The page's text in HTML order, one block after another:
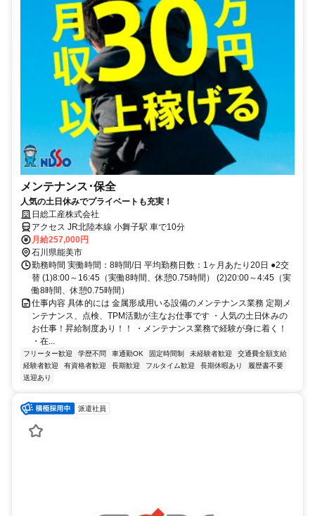
メンテナンス･保全
人気の土日休みでプライベートも充実！
日総工産株式会社
アクセス JR北陸本線 小舞子駅 車で10分
月給257,000円
石川県能美市
勤務時間 実働時間：8時間/日 平均勤務日数：1ヶ月あたり20日 ●2交
替 (1)8:00～16:45（実働8時間、休憩0.75時間） (2)20:00～4:45（実
働8時間、休憩0.75時間）
仕事内容 具体的には 金属形成用いる設備のメンテナンス業務 定期メ
ンテナンス、点検、TPM活動が主なお仕事です ・人気の土日休みの
お仕事！昇給制度あり！！ ・メンテナンス業務で経験が身に着く！
・在...
フリーター歓迎 学歴不問 車通勤OK 固定時間制 未経験者歓迎
交通費全額支給
経験者歓迎
有資格者歓迎 長期歓迎 フルタイム歓迎 長期休暇あり
履歴書不要
送迎あり
派遣社員